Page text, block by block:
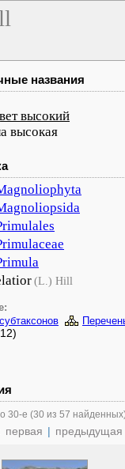
названия
высокий
высокая
(L.) Hill
30-е (30 из 57
первая | предыдущая